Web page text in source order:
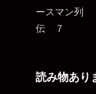
読み物あり